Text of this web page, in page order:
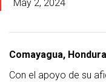
May 2, 2024
Comayagua,
Con el apoyo de su